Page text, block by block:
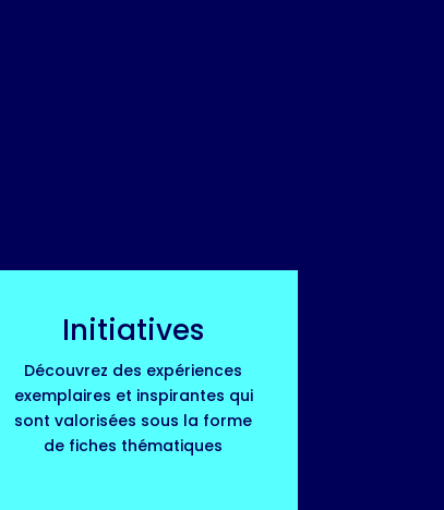
Initiatives
Découvrez des expériences
exemplaires et inspirantes qui
sont valorisées sous la forme
de fiches thématiques